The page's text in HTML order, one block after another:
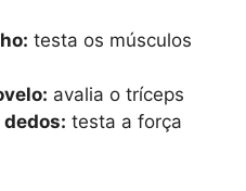
testa os músculos
avalia o tríceps
testa a força